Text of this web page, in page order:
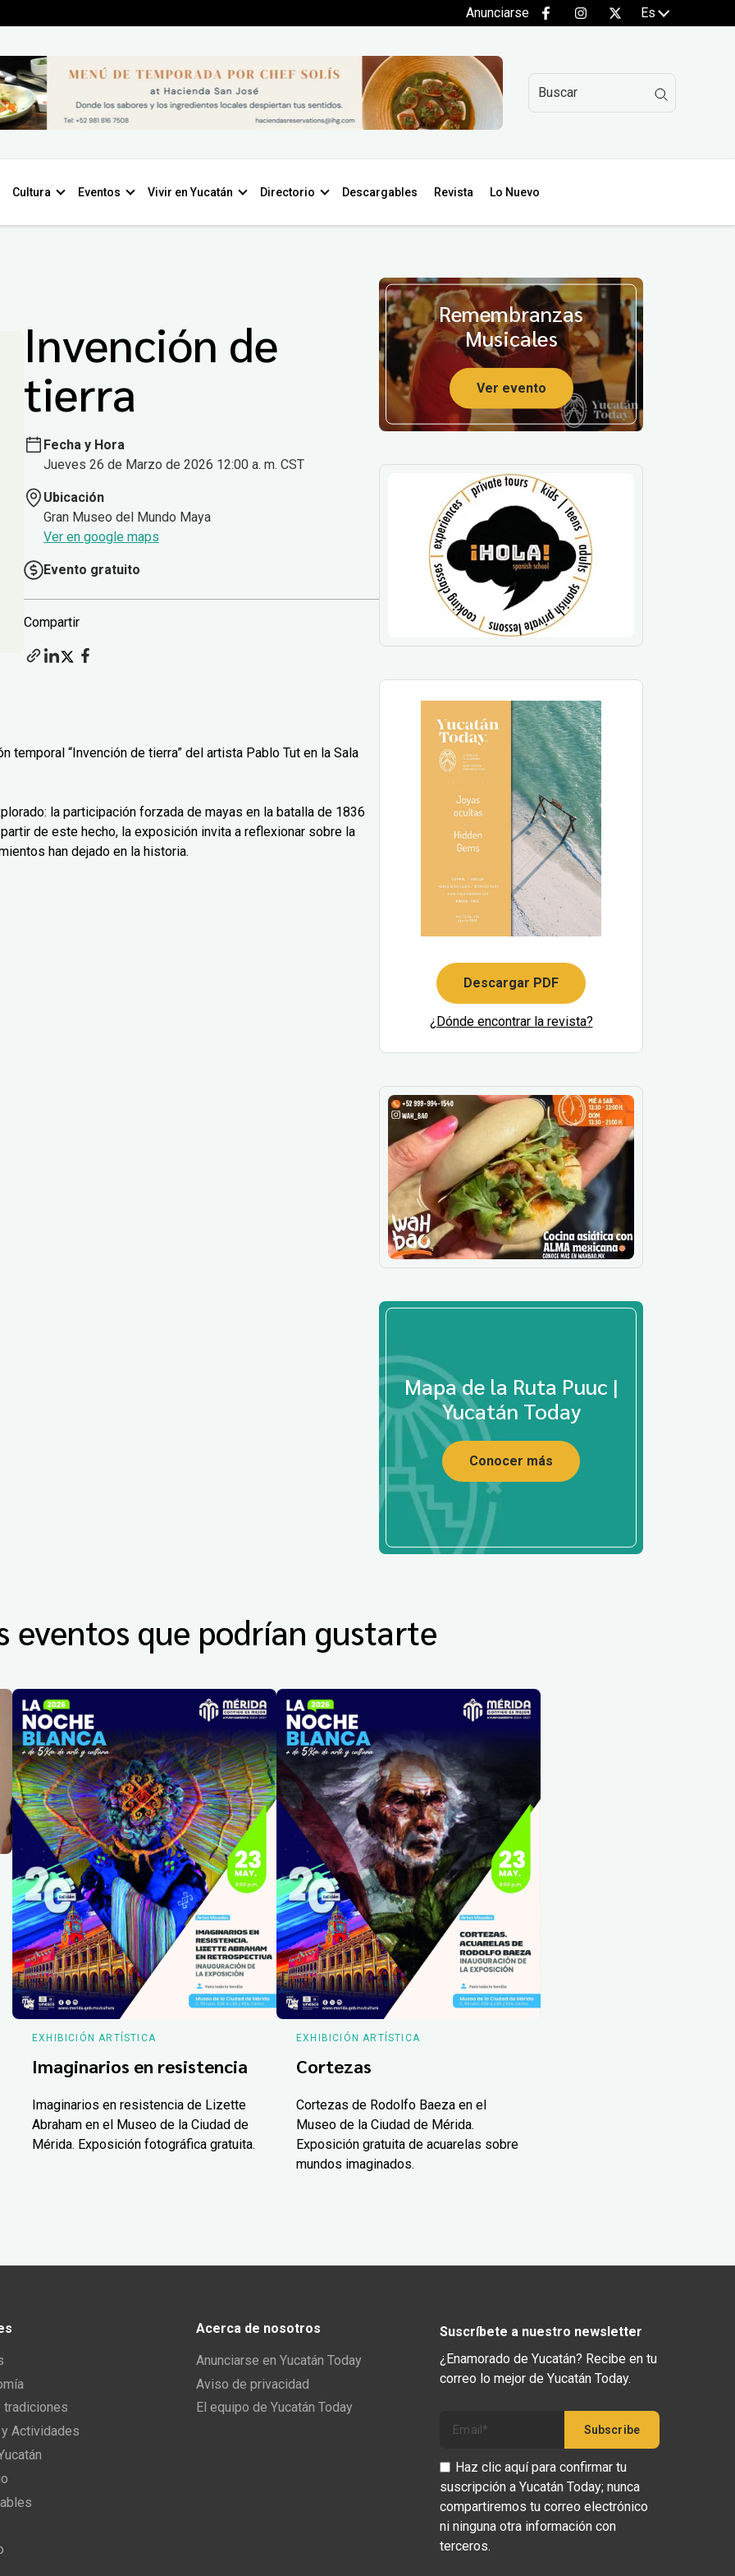
Anunciarse Es
Cultura Eventos Vivir en Yucatán Directorio Descargables Revista Lo Nuevo
Invención de
tierra
Fecha y Hora
Jueves 26 de Marzo de 2026 12:00 a. m. CST
Ubicación
Gran Museo del Mundo Maya
Ver en google maps
Evento gratuito
Compartir
“Invención de tierra” del artista Pablo Tut en la Sala
la participación forzada de mayas en la batalla de 1836
de este hecho, la exposición invita a reflexionar sobre la
han dejado en la historia.
Remembranzas
Musicales
Ver evento
Descargar PDF
¿Dónde encontrar la revista?
Mapa de la Ruta Puuc |
Yucatán Today
Conocer más
eventos que podrían gustarte
EXHIBICIÓN ARTÍSTICA
Imaginarios en resistencia
Imaginarios en resistencia de Lizette
Abraham en el Museo de la Ciudad de
Mérida. Exposición fotográfica gratuita.
EXHIBICIÓN ARTÍSTICA
Cortezas
Cortezas de Rodolfo Baeza en el
Museo de la Ciudad de Mérida.
Exposición gratuita de acuarelas sobre
mundos imaginados.
tradiciones
Actividades
Acerca de nosotros
Anunciarse en Yucatán Today
Aviso de privacidad
El equipo de Yucatán Today
Suscríbete a nuestro newsletter
¿Enamorado de Yucatán? Recibe en tu
correo lo mejor de Yucatán Today.
Haz clic aquí para confirmar tu
suscripción a Yucatán Today; nunca
compartiremos tu correo electrónico
ni ninguna otra información con
terceros.